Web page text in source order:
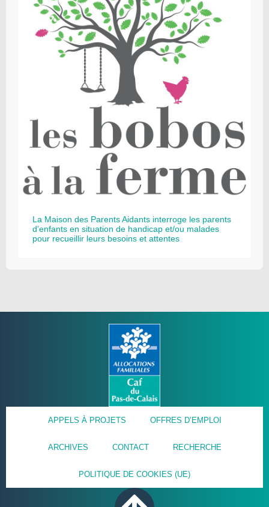
La Maison des Parents Aidants interroge les parents
d’enfants en situation de handicap et/ou malades
pour recueillir leurs besoins et attentes
APPELS À PROJETS OFFRES D’EMPLOI
ARCHIVES CONTACT RECHERCHE
POLITIQUE DE COOKIES (UE)